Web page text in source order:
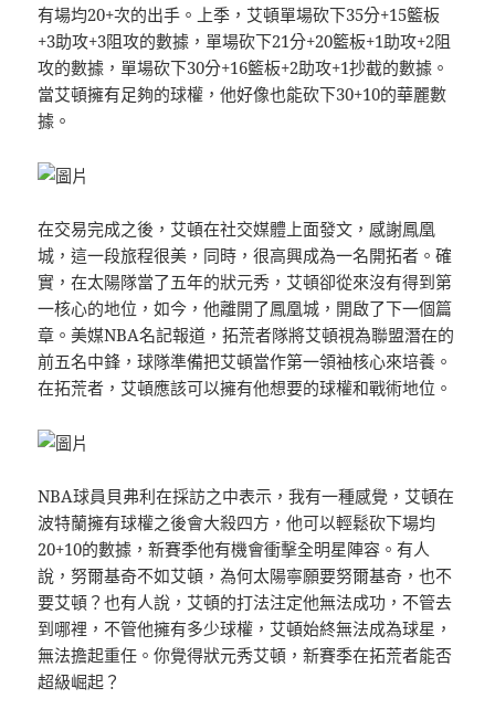
有場均20+次的出手。上季，艾頓單場砍下35分+15籃板
+3助攻+3阻攻的數據，單場砍下21分+20籃板+1助攻+2阻
攻的數據，單場砍下30分+16籃板+2助攻+1抄截的數據。
當艾頓擁有足夠的球權，他好像也能砍下30+10的華麗數
據。
在交易完成之後，艾頓在社交媒體上面發文，感謝鳳凰
城，這一段旅程很美，同時，很高興成為一名開拓者。確
實，在太陽隊當了五年的狀元秀，艾頓卻從來沒有得到第
一核心的地位，如今，他離開了鳳凰城，開啟了下一個篇
章。美媒NBA名記報道，拓荒者隊將艾頓視為聯盟潛在的
前五名中鋒，球隊準備把艾頓當作第一領袖核心來培養。
在拓荒者，艾頓應該可以擁有他想要的球權和戰術地位。
NBA球員貝弗利在採訪之中表示，我有一種感覺，艾頓在
波特蘭擁有球權之後會大殺四方，他可以輕鬆砍下場均
20+10的數據，新賽季他有機會衝擊全明星陣容。有人
說，努爾基奇不如艾頓，為何太陽寧願要努爾基奇，也不
要艾頓？也有人說，艾頓的打法注定他無法成功，不管去
到哪裡，不管他擁有多少球權，艾頓始終無法成為球星，
無法擔起重任。你覺得狀元秀艾頓，新賽季在拓荒者能否
超級崛起？